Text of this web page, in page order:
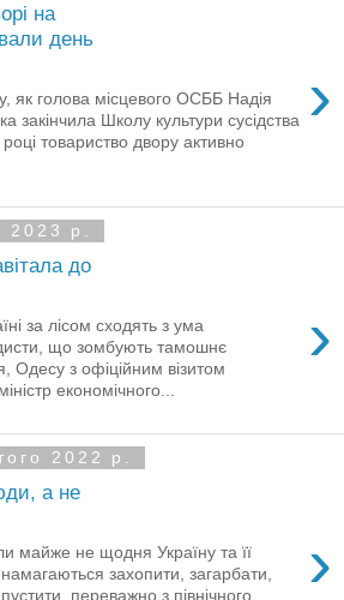
на
день
›
як голова місцевого ОСББ Надія
закінчила Школу культури сусідства
товариство двору активно
2023 р.
до
›
за лісом сходять з ума
що зомбують тамошнє
Одесу з офіційним візитом
економічного...
2022 р.
а не
›
майже не щодня Україну та її
захопити, загарбати,
переважно з північного